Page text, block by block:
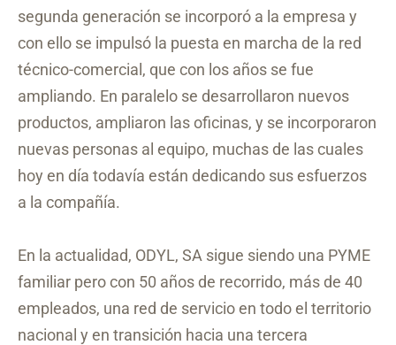
segunda generación se incorporó a la empresa y
con ello se impulsó la puesta en marcha de la red
técnico-comercial, que con los años se fue
ampliando. En paralelo se desarrollaron nuevos
productos, ampliaron las oficinas, y se incorporaron
nuevas personas al equipo, muchas de las cuales
hoy en día todavía están dedicando sus esfuerzos
a la compañía.
En la actualidad, ODYL, SA sigue siendo una PYME
familiar pero con 50 años de recorrido, más de 40
empleados, una red de servicio en todo el territorio
nacional y en transición hacia una tercera